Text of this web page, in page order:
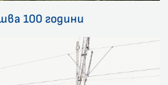
100 години